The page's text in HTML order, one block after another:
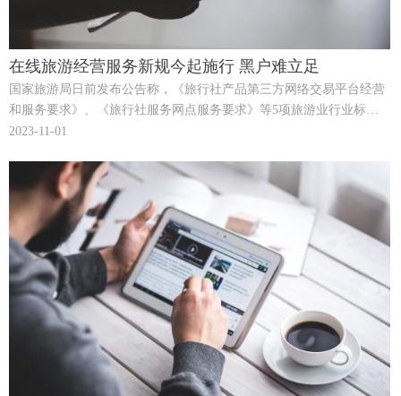
在线旅游经营服务新规今起施行 黑户难立足
国家旅游局日前发布公告称，《旅行社产品第三方网络交易平台经营
和服务要求》、《旅行社服务网点服务要求》等5项旅游业行业标准
获批，将于7月1日起实施。其中第一项新规是对在线旅游经营服务首
备受关注。
2023-11-01